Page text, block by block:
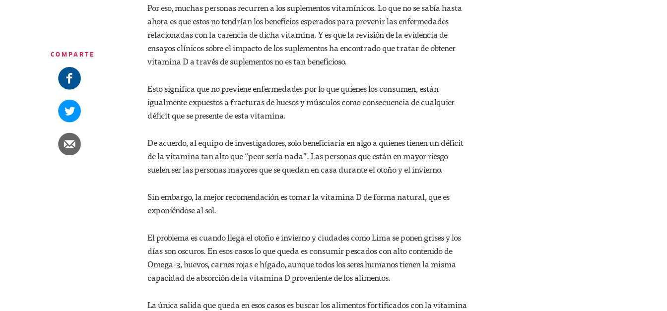
COMPARTE
Por eso, muchas personas recurren a los suplementos vitamínicos. Lo que no se sabía hasta
ahora es que estos no tendrían los beneficios esperados para prevenir las enfermedades
relacionadas con la carencia de dicha vitamina. Y es que la revisión de la evidencia de
ensayos clínicos sobre el impacto de los suplementos ha encontrado que tratar de obtener
vitamina D a través de suplementos no es tan beneficioso.
Esto significa que no previene enfermedades por lo que quienes los consumen, están
igualmente expuestos a fracturas de huesos y músculos como consecuencia de cualquier
déficit que se presente de esta vitamina.
De acuerdo, al equipo de investigadores, solo beneficiaría en algo a quienes tienen un déficit
de la vitamina tan alto que “peor sería nada”. Las personas que están en mayor riesgo
suelen ser las personas mayores que se quedan en casa durante el otoño y el invierno.
Sin embargo, la mejor recomendación es tomar la vitamina D de forma natural, que es
exponiéndose al sol.
El problema es cuando llega el otoño e invierno y ciudades como Lima se ponen grises y los
días son oscuros. En esos casos lo que queda es consumir pescados con alto contenido de
Omega-3, huevos, carnes rojas e hígado, aunque todos los seres humanos tienen la misma
capacidad de absorción de la vitamina D proveniente de los alimentos.
La única salida que queda en esos casos es buscar los alimentos fortificados con la vitamina